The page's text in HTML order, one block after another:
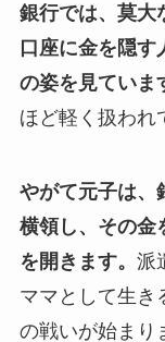
銀行では、莫大
口座に金を隠す
の姿を見ていま
ほど軽く扱われ
やがて元子は、
横領し、その金
を開きます。 派
ママとして生き
の戦いが始まり